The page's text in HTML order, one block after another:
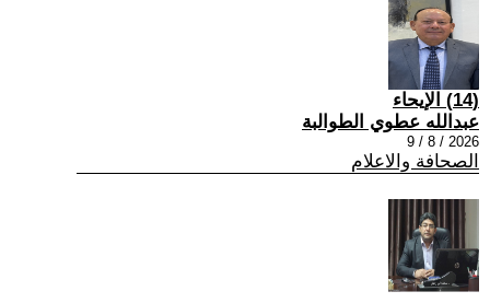
(14) الإيحاء
عبدالله عطوي الطوالبة
2026 / 8 / 9
الصحافة والاعلام